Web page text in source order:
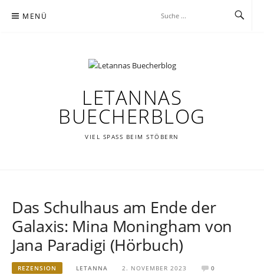
Inhalt MENÜ
LETANNAS
BUECHERBLOG
VIEL SPASS BEIM STÖBERN
Das Schulhaus am Ende der
Galaxis: Mina Moningham von
Jana Paradigi (Hörbuch)
REZENSION LETANNA 2. NOVEMBER 2023 0